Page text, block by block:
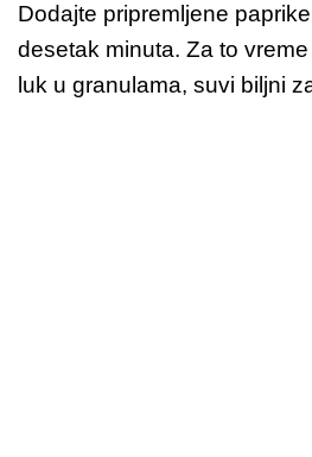
Dodajte pripremljene
desetak minuta. Za to
luk u granulama, suvi biljni